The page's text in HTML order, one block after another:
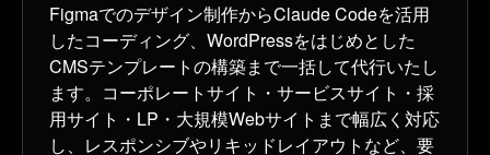
Figmaでのデザイン制作からClaude Codeを活用
したコーディング、WordPressをはじめとした
CMSテンプレートの構築まで一括して代行いたし
ます。コーポレートサイト・サービスサイト・採
用サイト・LP・大規模Webサイトまで幅広く対応
し、レスポンシブやリキッドレイアウトなど、要